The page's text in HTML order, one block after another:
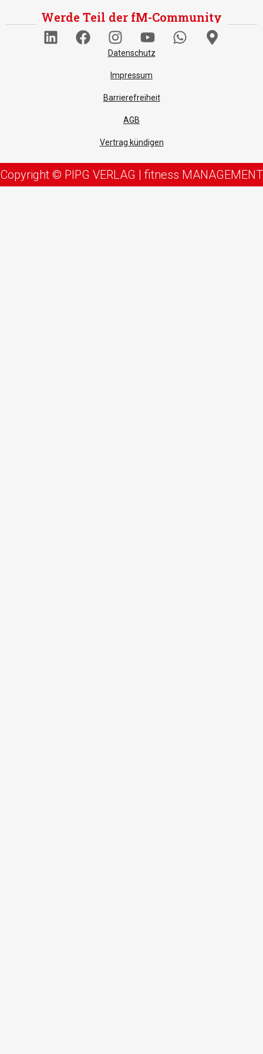
Werde Teil der fM-Community
Datenschutz
Impressum
Barrierefreiheit
AGB
Vertrag kündigen
Copyright © PIPG VERLAG | fitness MANAGEMENT